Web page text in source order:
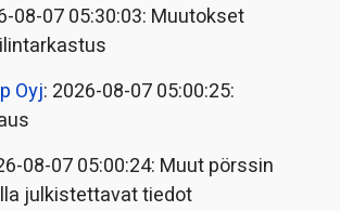
08-07 05:30:03: Muutokset
Oyj: 2026-08-07 05:00:25:
08-07 05:00:24: Muut pörssin
julkistettavat tiedot